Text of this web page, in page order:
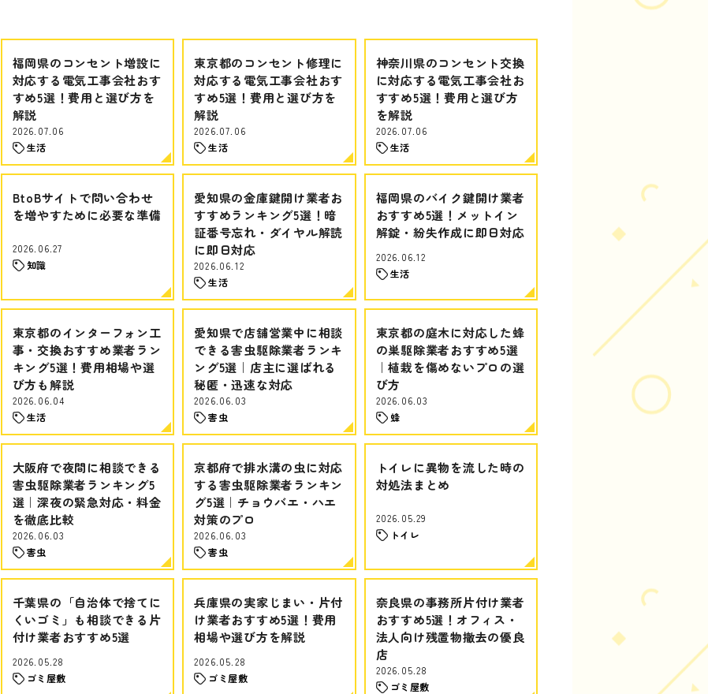
福岡県のコンセント増設に
対応する電気工事会社おす
すめ5選！費用と選び方を
解説
2026.07.06
生活
東京都のコンセント修理に
対応する電気工事会社おす
すめ5選！費用と選び方を
解説
2026.07.06
生活
神奈川県のコンセント交換
に対応する電気工事会社お
すすめ5選！費用と選び方
を解説
2026.07.06
生活
BtoBサイトで問い合わせ
を増やすために必要な準備
2026.06.27
知識
愛知県の金庫鍵開け業者お
すすめランキング5選！暗
証番号忘れ・ダイヤル解読
に即日対応
2026.06.12
生活
福岡県のバイク鍵開け業者
おすすめ5選！メットイン
解錠・紛失作成に即日対応
2026.06.12
生活
東京都のインターフォン工
事・交換おすすめ業者ラン
キング5選！費用相場や選
び方も解説
2026.06.04
生活
愛知県で店舗営業中に相談
できる害虫駆除業者ランキ
ング5選｜店主に選ばれる
秘匿・迅速な対応
2026.06.03
害虫
東京都の庭木に対応した蜂
の巣駆除業者おすすめ5選
｜植栽を傷めないプロの選
び方
2026.06.03
蜂
大阪府で夜間に相談できる
害虫駆除業者ランキング5
選｜深夜の緊急対応・料金
を徹底比較
2026.06.03
害虫
京都府で排水溝の虫に対応
する害虫駆除業者ランキン
グ5選｜チョウバエ・ハエ
対策のプロ
2026.06.03
害虫
トイレに異物を流した時の
対処法まとめ
2026.05.29
トイレ
千葉県の「自治体で捨てに
くいゴミ」も相談できる片
付け業者おすすめ5選
2026.05.28
ゴミ屋敷
兵庫県の実家じまい・片付
け業者おすすめ5選！費用
相場や選び方を解説
2026.05.28
ゴミ屋敷
奈良県の事務所片付け業者
おすすめ5選！オフィス・
法人向け残置物撤去の優良
店
2026.05.28
ゴミ屋敷